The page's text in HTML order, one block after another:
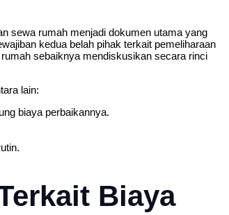
sewa rumah menjadi dokumen utama yang
kedua belah pihak terkait pemeliharaan
sebaiknya mendiskusikan secara rinci
lain:
biaya perbaikannya.
Biaya